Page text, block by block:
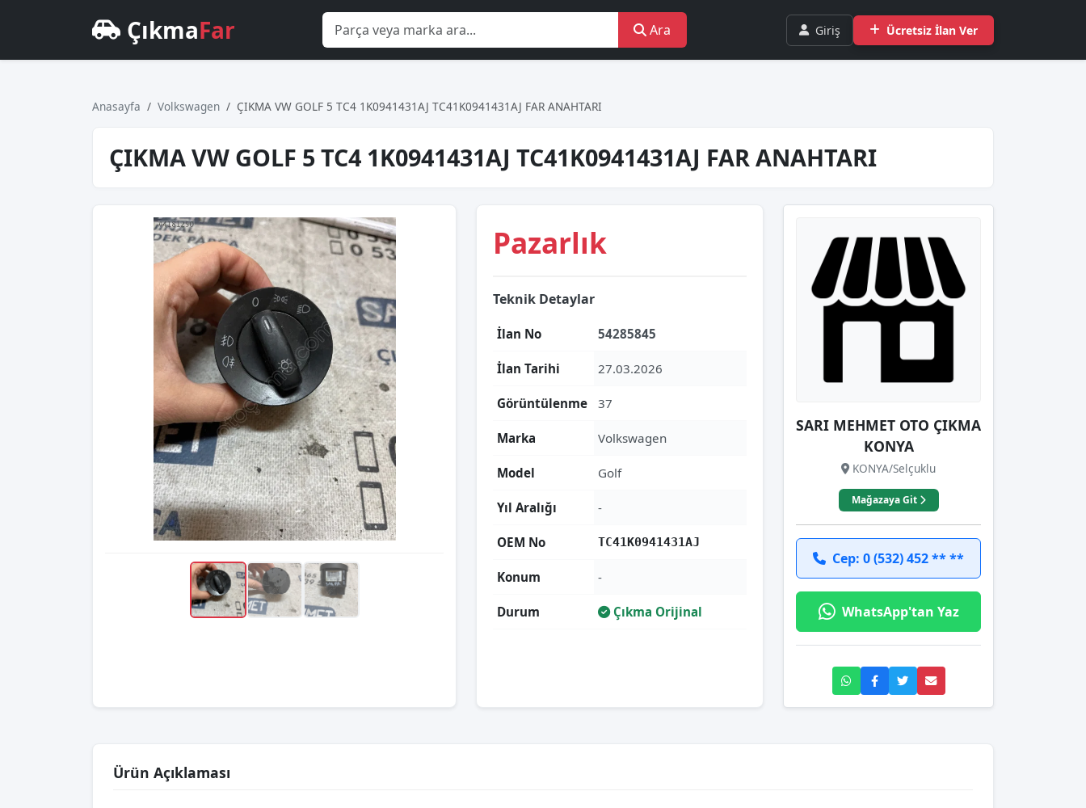
ÇıkmaFar Ara Giriş Ücretsiz İlan Ver
Anasayfa Volkswagen ÇIKMA VW GOLF 5 TC4 1K0941431AJ TC41K0941431AJ FAR ANAHTARI
ÇIKMA VW GOLF 5 TC4 1K0941431AJ TC41K0941431AJ FAR ANAHTARI
Pazarlık
Teknik Detaylar
İlan No 54285845
İlan Tarihi 27.03.2026
Görüntülenme 37
Marka Volkswagen
Model Golf
Yıl Aralığı -
OEM No TC41K0941431AJ
Konum -
Durum Çıkma Orijinal
SARI MEHMET OTO ÇIKMA
KONYA
KONYA/Selçuklu
Mağazaya Git
Cep: 0 (532) 452 ** **
WhatsApp'tan Yaz
Ürün Açıklaması